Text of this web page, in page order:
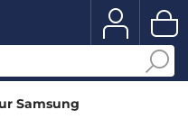
Samsung